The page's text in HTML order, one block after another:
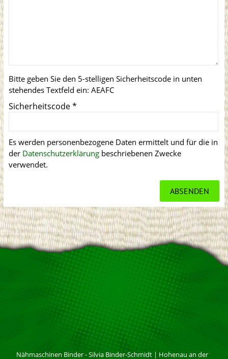
Bitte geben Sie den 5-stelligen Sicherheitscode in unten
stehendes Textfeld ein: AEAFC
Sicherheitscode*
Es werden personenbezogene Daten ermittelt und für die in
der Datenschutzerklärungbeschriebenen Zwecke
verwendet.
Nähmaschinen Binder - Silvia Binder-Schmidt | Hohenau an der